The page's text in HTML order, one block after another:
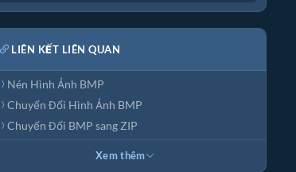
LIÊN KẾT LIÊN QUAN
Nén Hình Ảnh BMP
Chuyển Đổi Hình Ảnh BMP
Chuyển Đổi BMP sang ZIP
Xem thêm